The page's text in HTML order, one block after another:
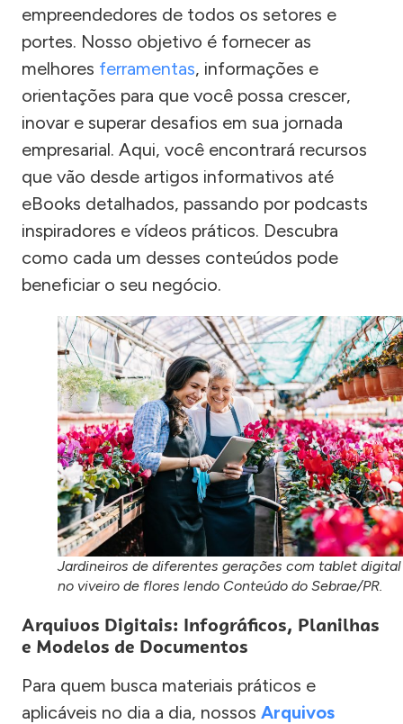
empreendedores de todos os setores e
portes. Nosso objetivo é fornecer as
melhores ferramentas, informações e
orientações para que você possa crescer,
inovar e superar desafios em sua jornada
empresarial. Aqui, você encontrará recursos
que vão desde artigos informativos até
eBooks detalhados, passando por podcasts
inspiradores e vídeos práticos. Descubra
como cada um desses conteúdos pode
beneficiar o seu negócio.
Jardineiros de diferentes gerações com tablet digital
no viveiro de flores lendo Conteúdo do Sebrae/PR.
Arquivos Digitais: Infográficos, Planilhas
e Modelos de Documentos
Para quem busca materiais práticos e
aplicáveis no dia a dia, nossos Arquivos